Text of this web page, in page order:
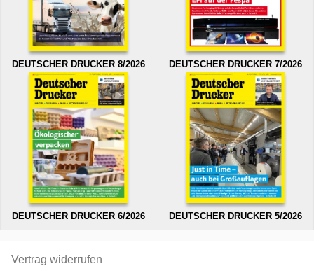
DEUTSCHER DRUCKER 8/2026 DEUTSCHER DRUCKER 7/2026
DEUTSCHER DRUCKER 6/2026 DEUTSCHER DRUCKER 5/2026
Vertrag widerrufen